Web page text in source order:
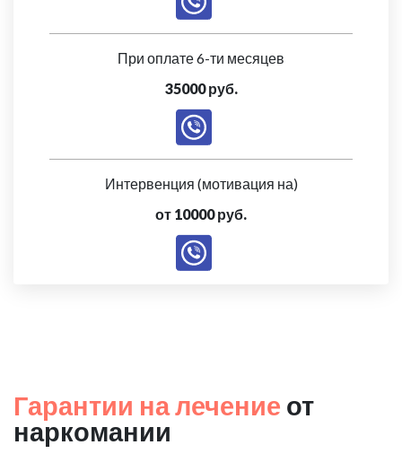
При оплате 6-ти месяцев
35000 руб.
Интервенция (мотивация на)
от 10000 руб.
Гарантии на лечение от
наркомании